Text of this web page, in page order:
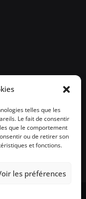
telles que les
Le fait de consentir
que le comportement
ou de retirer son
et fonctions.
les préférences